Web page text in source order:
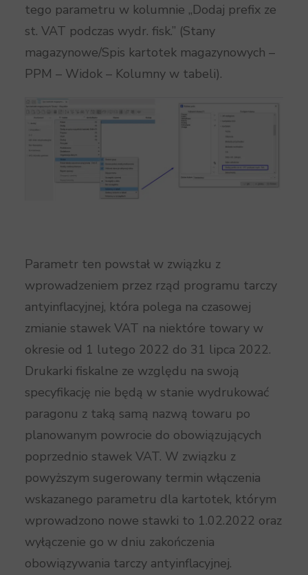
tego parametru w kolumnie „Dodaj prefix ze
st. VAT podczas wydr. fisk.” (Stany
magazynowe/Spis kartotek magazynowych –
PPM – Widok – Kolumny w tabeli).
Parametr ten powstał w związku z
wprowadzeniem przez rząd programu tarczy
antyinflacyjnej, która polega na czasowej
zmianie stawek VAT na niektóre towary w
okresie od 1 lutego 2022 do 31 lipca 2022.
Drukarki fiskalne ze względu na swoją
specyfikację nie będą w stanie wydrukować
paragonu z taką samą nazwą towaru po
planowanym powrocie do obowiązujących
poprzednio stawek VAT. W związku z
powyższym sugerowany termin włączenia
wskazanego parametru dla kartotek, którym
wprowadzono nowe stawki to 1.02.2022 oraz
wyłączenie go w dniu zakończenia
obowiązywania tarczy antyinflacyjnej.